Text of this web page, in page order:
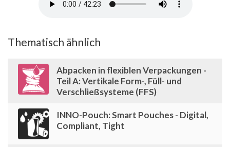
Thematisch ähnlich
Abpacken in flexiblen Verpackungen -
Teil A: Vertikale Form-, Füll- und
Verschließsysteme (FFS)
INNO-Pouch: Smart Pouches - Digital,
Compliant, Tight